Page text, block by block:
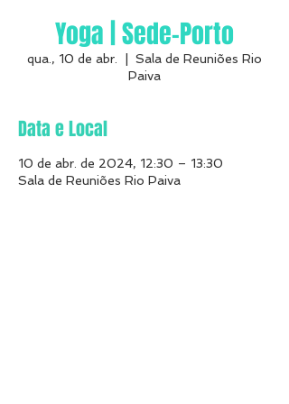
Yoga | Sede-Porto
qua., 10 de abr.
Sala de Reuniões Rio
Paiva
Data e Local
10 de abr. de 2024, 12:30 – 13:30
Sala de Reuniões Rio Paiva